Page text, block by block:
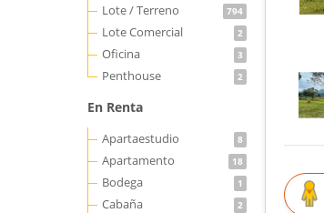
Lote / Terreno 794
Lote Comercial 2
Oficina 3
Penthouse 2
En Renta
Apartaestudio 8
Apartamento 18
Bodega 1
Cabaña 2